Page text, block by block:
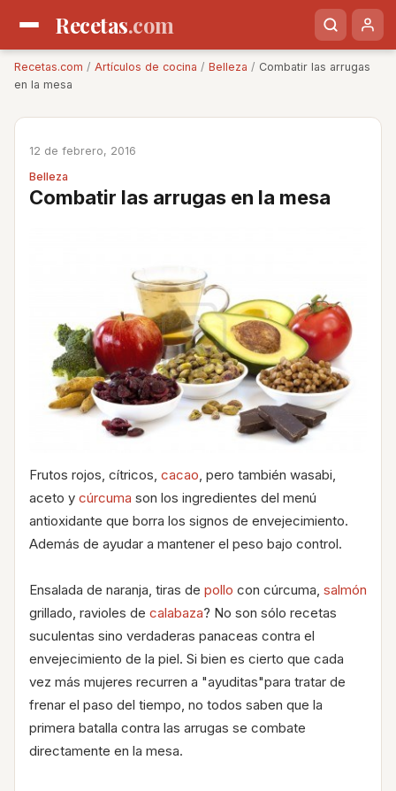
Recetas.com
Recetas.com / Artículos de cocina / Belleza / Combatir las arrugas
en la mesa
12 de febrero, 2016
Belleza
Combatir las arrugas en la mesa
Frutos rojos, cítricos, cacao, pero también wasabi,
aceto y cúrcuma son los ingredientes del menú
antioxidante que borra los signos de envejecimiento.
Además de ayudar a mantener el peso bajo control.
Ensalada de naranja, tiras de pollo con cúrcuma, salmón
grillado, ravioles de calabaza? No son sólo recetas
suculentas sino verdaderas panaceas contra el
envejecimiento de la piel. Si bien es cierto que cada
vez más mujeres recurren a "ayuditas"para tratar de
frenar el paso del tiempo, no todos saben que la
primera batalla contra las arrugas se combate
directamente en la mesa.